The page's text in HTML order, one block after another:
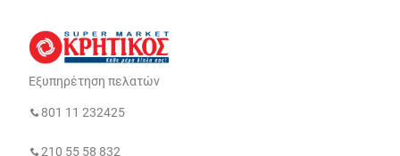
Εξυπηρέτηση πελατών
801 11 232425
210 55 58 832